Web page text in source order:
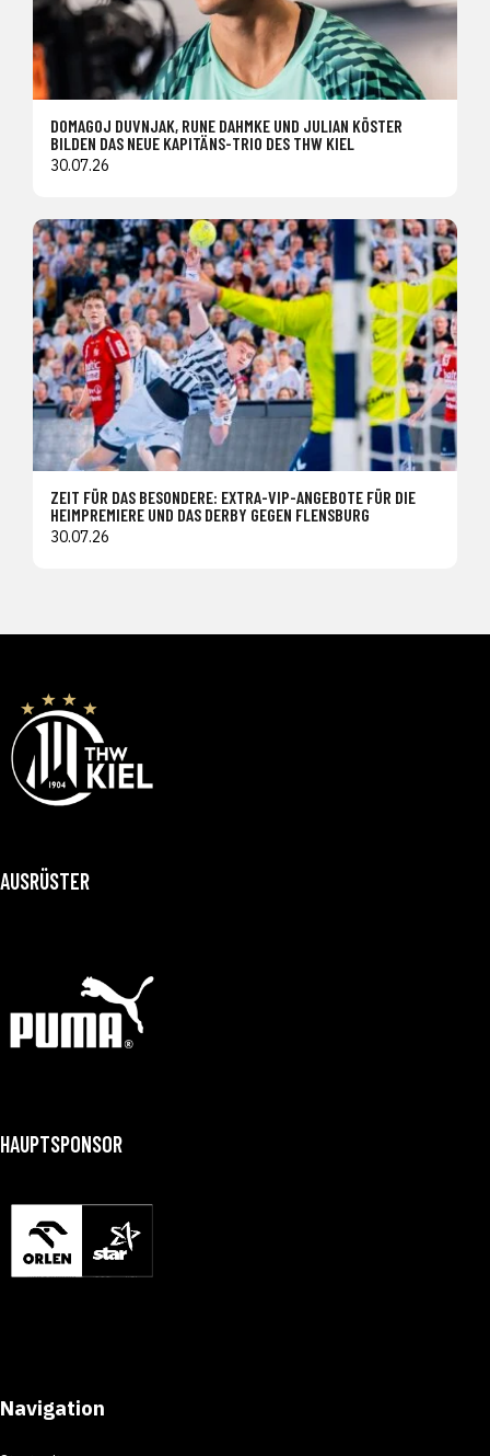
DOMAGOJ DUVNJAK, RUNE DAHMKE UND JULIAN KÖSTER
BILDEN DAS NEUE KAPITÄNS-TRIO DES THW KIEL
30.07.26
ZEIT FÜR DAS BESONDERE: EXTRA-VIP-ANGEBOTE FÜR DIE
HEIMPREMIERE UND DAS DERBY GEGEN FLENSBURG
30.07.26
AUSRÜSTER
HAUPTSPONSOR
Navigation